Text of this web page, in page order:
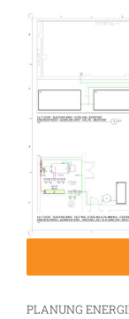
PLANUNG